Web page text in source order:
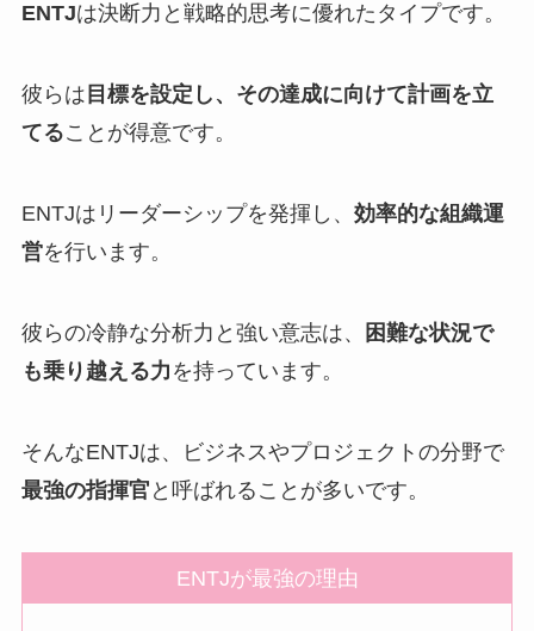
ENTJは決断力と戦略的思考に優れたタイプです。
彼らは 目標を設定し、その達成に向けて計画を立
てることが得意です。
ENTJはリーダーシップを発揮し、 効率的な組織運
営を行います。
彼らの冷静な分析力と強い意志は、
困難な状況で
も乗り越える力 を持っています。
そんなENTJは、ビジネスやプロジェクトの分野で
最強の指揮官 と呼ばれることが多いです。
ENTJが最強の理由